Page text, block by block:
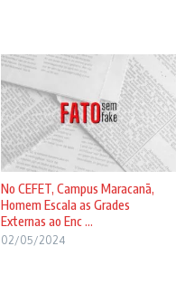
No CEFET, Campus Maracanã,
Homem Escala as Grades
Externas ao Enc ...
02/05/2024